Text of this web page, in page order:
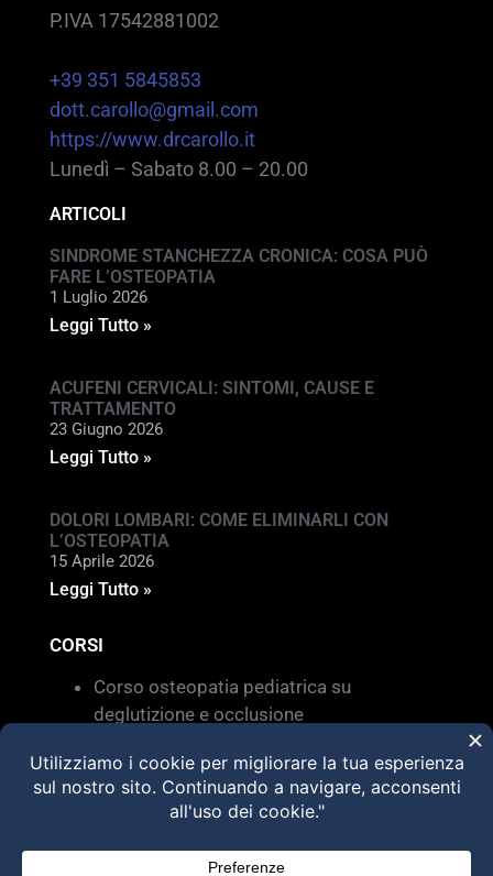
P.IVA 17542881002
+39 351 5845853
dott.carollo@gmail.com
https://www.drcarollo.it
Lunedì – Sabato 8.00 – 20.00
ARTICOLI
SINDROME STANCHEZZA CRONICA: COSA PUÒ
FARE L’OSTEOPATIA
1 Luglio 2026
Leggi Tutto »
ACUFENI CERVICALI: SINTOMI, CAUSE E
TRATTAMENTO
23 Giugno 2026
Leggi Tutto »
DOLORI LOMBARI: COME ELIMINARLI CON
L’OSTEOPATIA
15 Aprile 2026
Leggi Tutto »
CORSI
Corso osteopatia pediatrica su
deglutizione e occlusione
disfunzioni dei sistemi di movimento –
Torino 28 MARZO 2026
HVLA – Moduli Clinici – 2026